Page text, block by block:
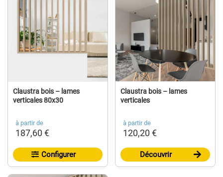
Claustra bois – lames
verticales 80x30
à partir de
187,60 €
Configurer
Claustra bois – lames
verticales
à partir de
120,20 €
Découvrir